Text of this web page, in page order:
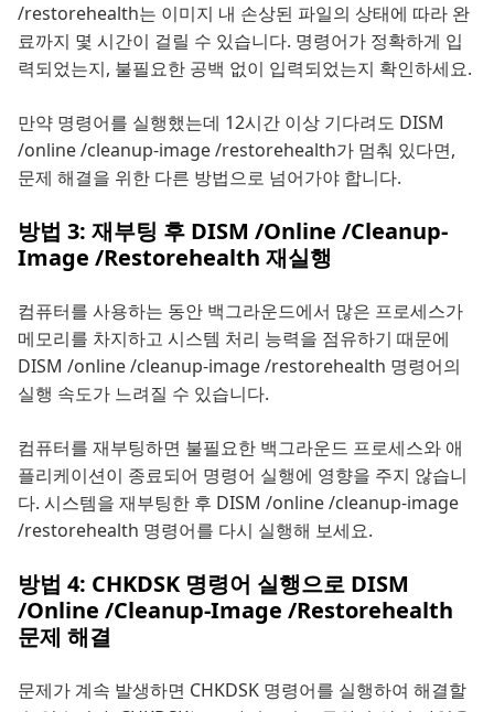
/restorehealth는 이미지 내 손상된 파일의 상태에 따라 완
료까지 몇 시간이 걸릴 수 있습니다. 명령어가 정확하게 입
력되었는지, 불필요한 공백 없이 입력되었는지 확인하세요.
만약 명령어를 실행했는데 12시간 이상 기다려도 DISM
/online /cleanup-image /restorehealth가 멈춰 있다면,
문제 해결을 위한 다른 방법으로 넘어가야 합니다.
방법 3: 재부팅 후 DISM /Online /Cleanup-
Image /Restorehealth 재실행
컴퓨터를 사용하는 동안 백그라운드에서 많은 프로세스가
메모리를 차지하고 시스템 처리 능력을 점유하기 때문에
DISM /online /cleanup-image /restorehealth 명령어의
실행 속도가 느려질 수 있습니다.
컴퓨터를 재부팅하면 불필요한 백그라운드 프로세스와 애
플리케이션이 종료되어 명령어 실행에 영향을 주지 않습니
다. 시스템을 재부팅한 후 DISM /online /cleanup-image
/restorehealth 명령어를 다시 실행해 보세요.
방법 4: CHKDSK 명령어 실행으로 DISM
/Online /Cleanup-Image /Restorehealth
문제 해결
문제가 계속 발생하면 CHKDSK 명령어를 실행하여 해결할